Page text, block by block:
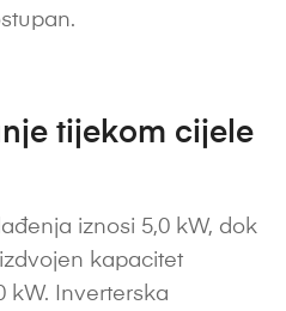
tijekom cijele
iznosi 5,0 kW, dok
kapacitet
kW. Inverterska